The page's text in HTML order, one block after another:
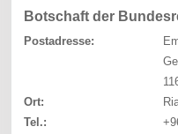
Botschaft der
Postadresse:
Ort:
Tel.: